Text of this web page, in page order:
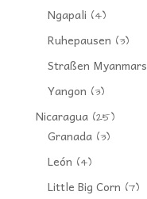
Ngapali (4)
Ruhepausen (3)
Straßen Myanmars
Yangon (3)
Nicaragua(25)
Granada(3)
León (4)
Little Big Corn (7)